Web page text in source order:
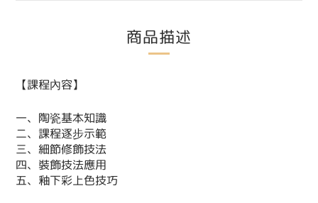
商品描述
【課程內容】
一、陶瓷基本知識
二、課程逐步示範
三、細節修飾技法
四、裝飾技法應用
五、釉下彩上色技巧